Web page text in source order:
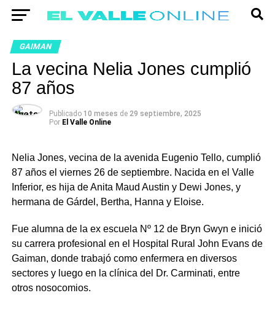
GAIMAN
La vecina Nelia Jones cumplió
87 años
Publicado 10 meses de 29 septiembre, 2025
Por El Valle Online
Nelia Jones, vecina de la avenida Eugenio Tello, cumplió
87 años el viernes 26 de septiembre. Nacida en el Valle
Inferior, es hija de Anita Maud Austin y Dewi Jones, y
hermana de Gárdel, Bertha, Hanna y Eloise.
Fue alumna de la ex escuela Nº 12 de Bryn Gwyn e inició
su carrera profesional en el Hospital Rural John Evans de
Gaiman, donde trabajó como enfermera en diversos
sectores y luego en la clínica del Dr. Carminati, entre
otros nosocomios.